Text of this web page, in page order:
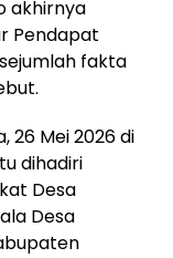
akhirnya
Pendapat
fakta
26 Mei 2026 di
dihadiri
Desa
Desa